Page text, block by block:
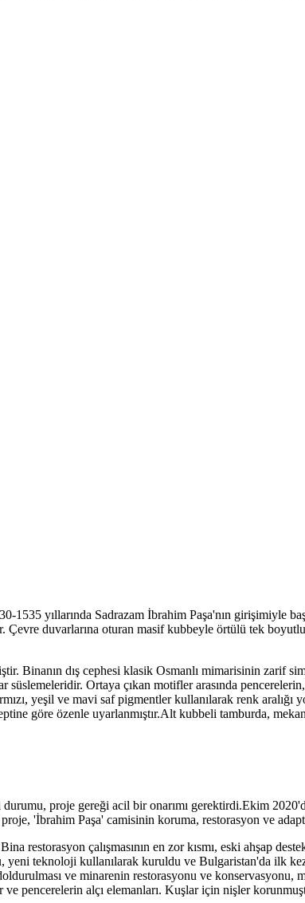
yıllarında Sadrazam İbrahim Paşa'nın girişimiyle
duvarlarına oturan masif kubbeyle örtülü tek
Binanın dış cephesi klasik Osmanlı mimarisinin zarif
Ortaya çıkan motifler arasında
yeşil ve mavi saf pigmentler kullanılarak renk aralığı
göre özenle uyarlanmıştır.Alt kubbeli tamburda,
proje gereği acil bir onarımı gerektirdi.Ekim
'İbrahim Paşa' camisinin koruma, restorasyon ve
çalışmasının en zor kısmı, eski ahşap
teknoloji kullanılarak kuruldu ve Bulgaristan'da ilk kez
ve minarenin restorasyonu ve konservasyonu,
ve pencerelerin alçı elemanları. Kuşlar için nişler